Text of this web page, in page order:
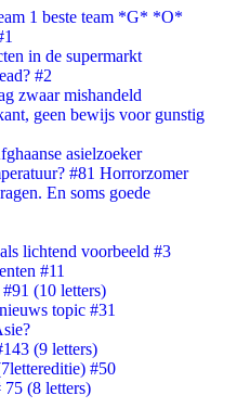
1 beste team *G* *O*
in de supermarkt
#2
zwaar mishandeld
geen bewijs voor gunstig
asielzoeker
#81 Horrorzomer
En soms goede
lichtend voorbeeld #3
#11
(10 letters)
topic #31
(9 letters)
#50
75 (8 letters)